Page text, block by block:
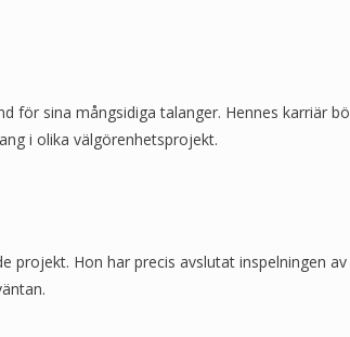
för sina mångsidiga talanger. Hennes
i olika välgörenhetsprojekt.
projekt. Hon har precis avslutat inspelningen